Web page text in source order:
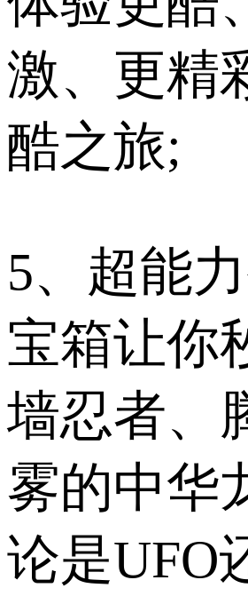
激、更精
酷之旅;
5、超能
宝箱让你
墙忍者、
雾的中华
论是UFO